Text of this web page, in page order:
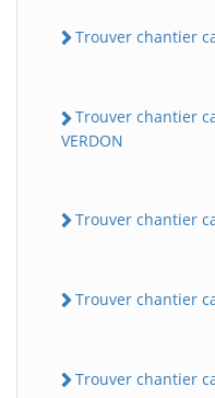
Trouver chantier
Trouver chantier
VERDON
Trouver chantier
Trouver chantier
Trouver chantier